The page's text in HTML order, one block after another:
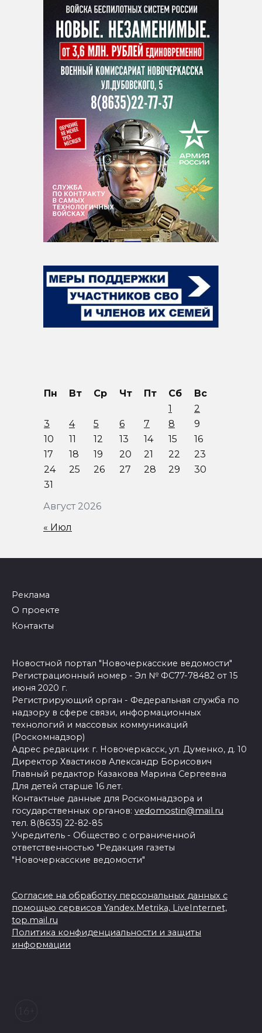
Август 2026
Пн Вт Ср Чт Пт Сб
Вс
1
2
3
4 5 6 7 8
9
10
11 12 13 14 15
16
17
18 19 20 21 22
23
24
25 26 27 28 29
30
31
« Июл
Реклама
О проекте
Контакты
Новостной портал "Новочеркасские ведомости"
Регистрационный номер - Эл № ФС77-78482 от 15
июня 2020 г.
Регистрирующий орган - Федеральная служба по
надзору в сфере связи, информационных
технологий и массовых коммуникаций
(Роскомнадзор)
Адрес редакции: г. Новочеркасск, ул. Думенко, д. 10
Директор Хвастиков Александр Борисович
Главный редактор Казакова Марина Сергеевна
Для детей старше 16 лет.
Контактные данные для Роскомнадзора и
государственных органов: vedomostin@mail.ru
тел. 8(8635) 22-82-85
Учредитель - Общество с ограниченной
ответственностью "Редакция газеты
"Новочеркасские ведомости"
Согласие на обработку персональных данных с
помощью сервисов Yandex.Metrika, LiveInternet,
top.mail.ru
Политика конфиденциальности и защиты
информации